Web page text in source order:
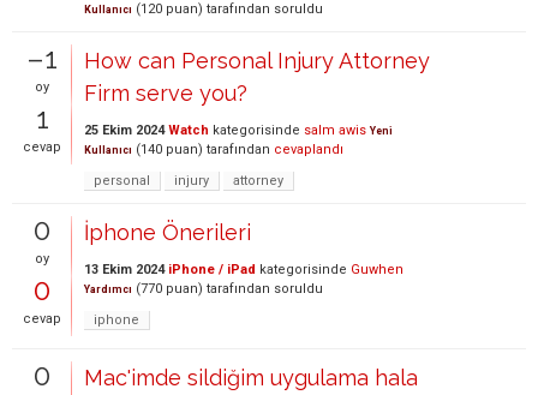
Kullanıcı (120 puan) tarafından soruldu
–1
oy
1
cevap
How can Personal Injury Attorney
Firm serve you?
25 Ekim 2024 Watch kategorisinde salm awis Yeni
Kullanıcı (140 puan) tarafından cevaplandı
personal
injury attorney
0
oy
0
cevap
İphone Önerileri
13 Ekim 2024 iPhone / iPad kategorisinde Guwhen
Yardımcı (770 puan) tarafından soruldu
iphone
0
Mac'imde sildiğim uygulama hala